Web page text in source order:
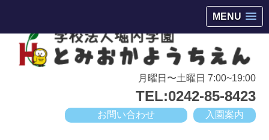
MENU
月曜日〜土曜日 7:00~19:00
TEL:0242-85-8423
入園案内
お問い合わせ